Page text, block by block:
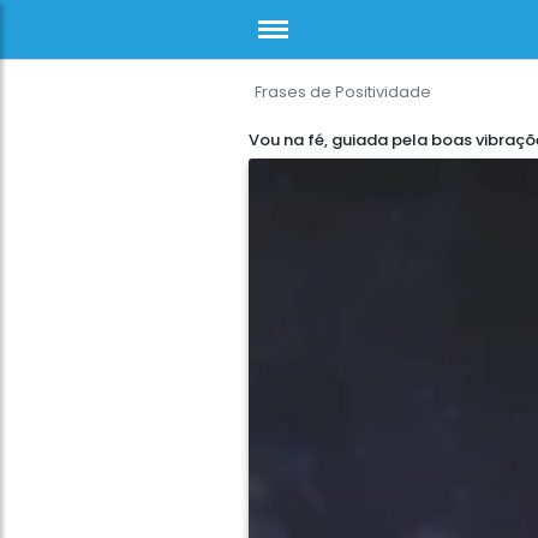
Frases de Positividade
Vou na fé, guiada pela boas